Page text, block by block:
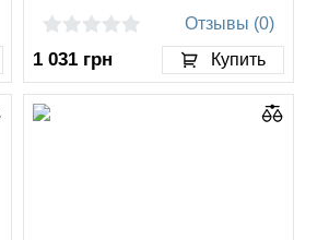
Отзывы (0)
1 031 грн Купить